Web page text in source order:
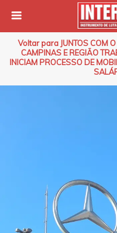
Voltar para JUNTOS COM
CAMPINAS E REGIÃO
INICIAM PROCESSO DE